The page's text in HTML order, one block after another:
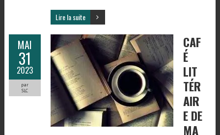
Lire la suite
MAI
31
2023
par
SLC
CAF
É
LIT
TÉR
AIR
E DE
MA